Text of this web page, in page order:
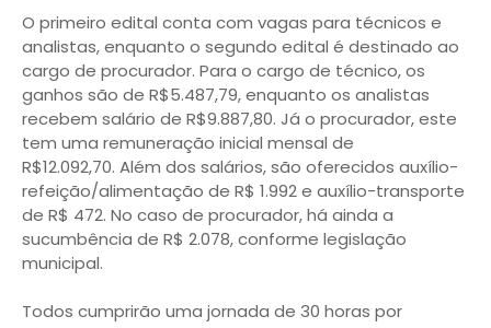
O primeiro edital conta com vagas para técnicos e
analistas, enquanto o segundo edital é destinado ao
cargo de procurador. Para o cargo de técnico, os
ganhos são de R$5.487,79, enquanto os analistas
recebem salário de R$9.887,80. Já o procurador, este
tem uma remuneração inicial mensal de
R$12.092,70. Além dos salários, são oferecidos auxílio-
refeição/alimentação de R$ 1.992 e auxílio-transporte
de R$ 472. No caso de procurador, há ainda a
sucumbência de R$ 2.078, conforme legislação
municipal.
Todos cumprirão uma jornada de 30 horas por